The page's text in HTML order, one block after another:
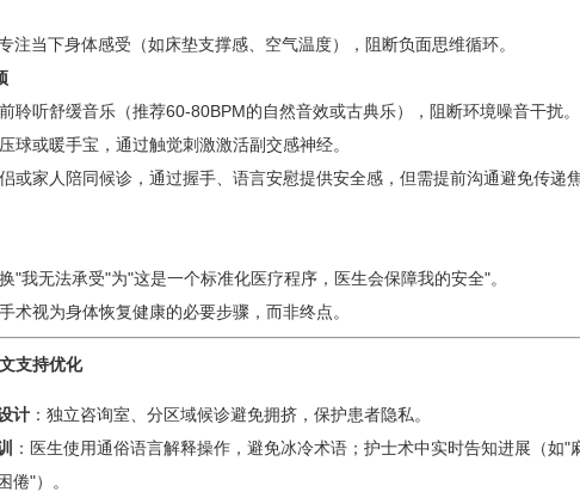
注当下身体感受（如床垫支撑感、空气温度），阻断负面思维循环。
前聆听舒缓音乐（推荐60-80BPM的自然音效或古典乐），阻断环境噪音干扰。
球或暖手宝，通过触觉刺激激活副交感神经。
侣或家人陪同候诊，通过握手、语言安慰提供安全感，但需提前沟通避免传递
换"我无法承受"为"这是一个标准化医疗程序，医生会保障我的安全"。
手术视为身体恢复健康的必要步骤，而非终点。
支持优化
计 ：独立咨询室、分区域候诊避免拥挤，保护患者隐私。
：医生使用通俗语言解释操作，避免冰冷术语；护士术中实时告知进展（如"
倦"）。